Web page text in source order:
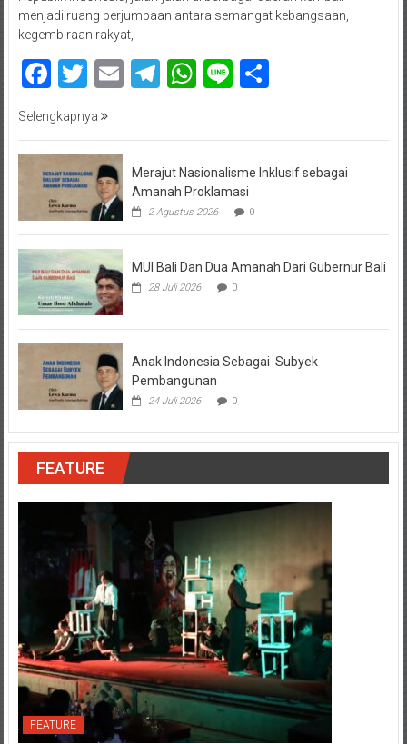
menjadi ruang perjumpaan antara semangat kebangsaan,
kegembiraan rakyat,
Facebook
Twitter
EmailTelegram
WhatsApp
Line
Selengkapnya
Merajut Nasionalisme Inklusif sebagai
Amanah Proklamasi
2 Agustus 2026 0
MUI Bali Dan Dua Amanah Dari Gubernur Bali
28 Juli 2026 0
Anak Indonesia Sebagai Subyek
Pembangunan
24 Juli 2026 0
FEATURE
FEATURE